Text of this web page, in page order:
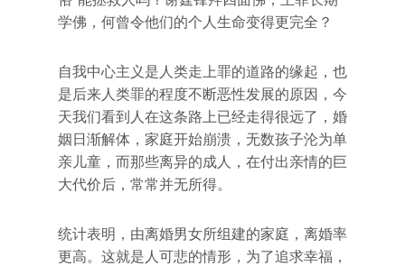
学佛，何曾令他们的个人生命变得更完全？
自我中心主义是人类走上罪的道路的缘起，也
是后来人类罪的程度不断恶性发展的原因，今
天我们看到人在这条路上已经走得很远了，婚
姻日渐解体，家庭开始崩溃，无数孩子沦为单
亲儿童，而那些离异的成人，在付出亲情的巨
大代价后，常常并无所得。
统计表明，由离婚男女所组建的家庭，离婚率
更高。这就是人可悲的情形，为了追求幸福，